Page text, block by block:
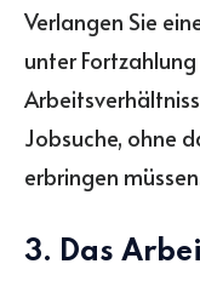
Verlangen Sie
unter
Jobsuche, ohne
erbringen
3. Das